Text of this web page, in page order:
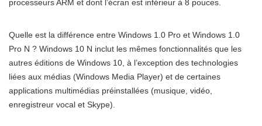
processeurs ARM et dont l’écran est inférieur à 8 pouces.
Quelle est la différence entre Windows 1.0 Pro et Windows 1.0
Pro N ? Windows 10 N inclut les mêmes fonctionnalités que les
autres éditions de Windows 10, à l’exception des technologies
liées aux médias (Windows Media Player) et de certaines
applications multimédias préinstallées (musique, vidéo,
enregistreur vocal et Skype).